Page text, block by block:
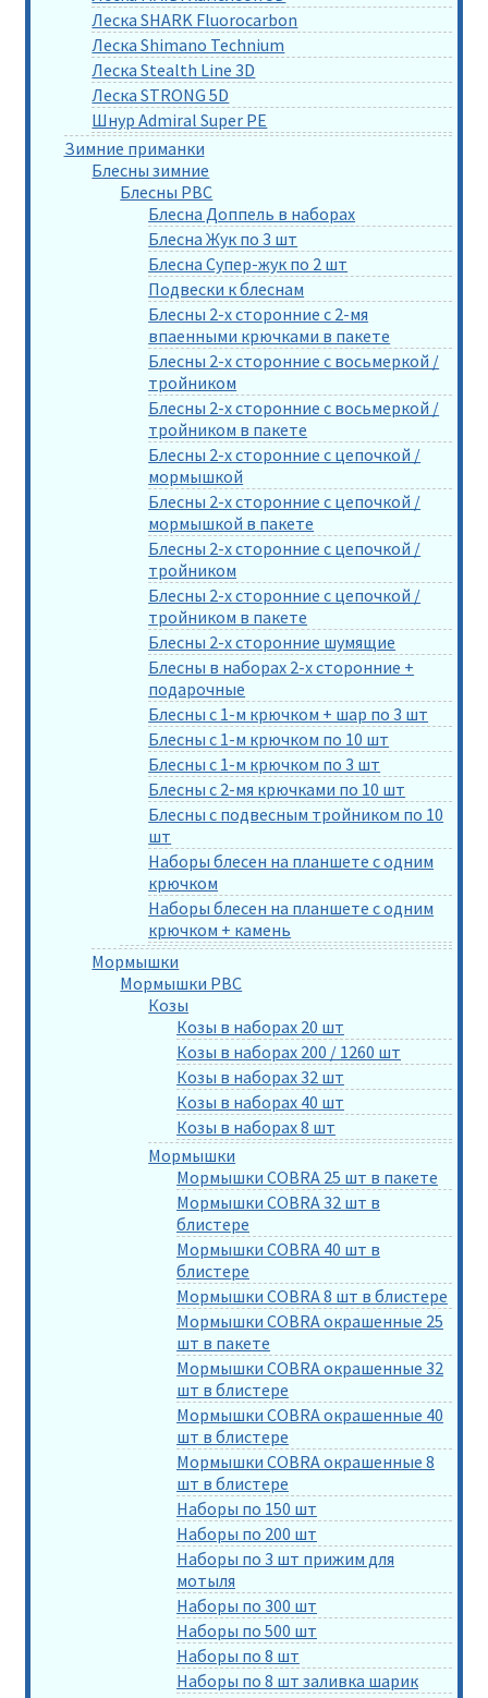
Леска SHARK Fluorocarbon
Леска Shimano Technium
Леска Stealth Line 3D
Леска STRONG 5D
Шнур Admiral Super PE
Зимние приманки
Блесны зимние
Блесны РВС
Блесна Доппель в наборах
Блесна Жук по 3 шт
Блесна Супер-жук по 2 шт
Подвески к блеснам
Блесны 2-х сторонние с 2-мя
впаенными крючками в пакете
Блесны 2-х сторонние с восьмеркой /
тройником
Блесны 2-х сторонние с восьмеркой /
тройником в пакете
Блесны 2-х сторонние с цепочкой /
мормышкой
Блесны 2-х сторонние с цепочкой /
мормышкой в пакете
Блесны 2-х сторонние с цепочкой /
тройником
Блесны 2-х сторонние с цепочкой /
тройником в пакете
Блесны 2-х сторонние шумящие
Блесны в наборах 2-х сторонние +
подарочные
Блесны с 1-м крючком + шар по 3 шт
Блесны с 1-м крючком по 10 шт
Блесны с 1-м крючком по 3 шт
Блесны с 2-мя крючками по 10 шт
Блесны с подвесным тройником по 10
шт
Наборы блесен на планшете с одним
крючком
Наборы блесен на планшете с одним
крючком + камень
Мормышки
Мормышки РВС
Козы
Козы в наборах 20 шт
Козы в наборах 200 / 1260 шт
Козы в наборах 32 шт
Козы в наборах 40 шт
Козы в наборах 8 шт
Мормышки
Мормышки COBRA 25 шт в пакете
Мормышки COBRA 32 шт в
блистере
Мормышки COBRA 40 шт в
блистере
Мормышки COBRA 8 шт в блистере
Мормышки COBRA окрашенные 25
шт в пакете
Мормышки COBRA окрашенные 32
шт в блистере
Мормышки COBRA окрашенные 40
шт в блистере
Мормышки COBRA окрашенные 8
шт в блистере
Наборы по 150 шт
Наборы по 200 шт
Наборы по 3 шт прижим для
мотыля
Наборы по 300 шт
Наборы по 500 шт
Наборы по 8 шт
Наборы по 8 шт заливка шарик